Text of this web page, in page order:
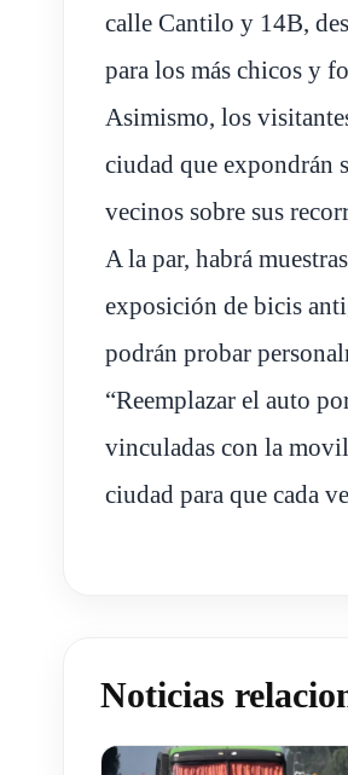
calle Cantilo y 14B,
para los más chicos y
Asimismo, los
ciudad que expondrán
vecinos sobre sus
A la par, habrá
exposición de bicis
podrán probar
“Reemplazar el auto
vinculadas con la
ciudad para que cada
Noticias